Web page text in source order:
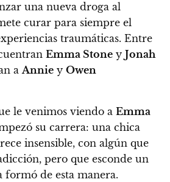
una nueva droga al
curar para siempre el
traumáticas. Entre
Emma Stone y Jonah
aAnnie y Owen
le venimos viendo a Emma
su carrera: una chica
insensible, con algún que
pero que esconde un
formó de esta manera.